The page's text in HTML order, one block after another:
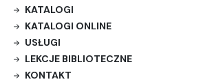
KATALOGI
KATALOGI ONLINE
USŁUGI
LEKCJE BIBLIOTECZNE
KONTAKT